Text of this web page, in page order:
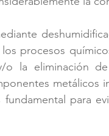
procesos
la eliminación
metálicos
para